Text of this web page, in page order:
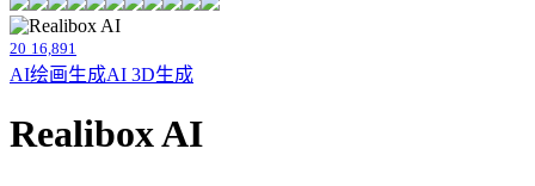
20 16,891
AI绘画生成AI 3D生成
Realibox AI